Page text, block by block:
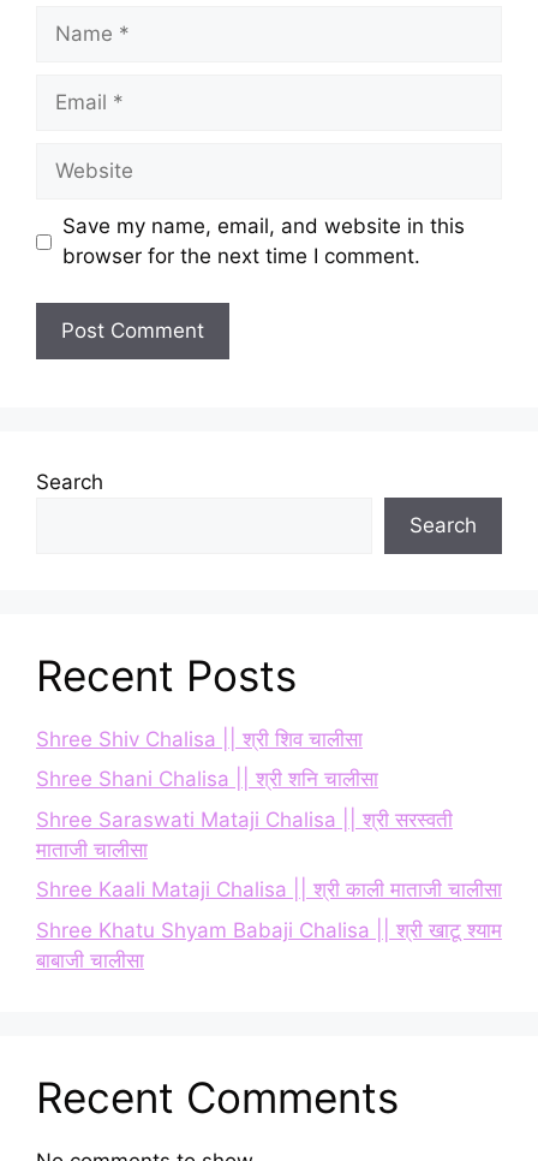
Name
Email
Website
Save my name, email, and website in this
browser for the next time I comment.
Search
Search
Recent Posts
Shree Shiv Chalisa || श्री शिव चालीसा
Shree Shani Chalisa || श्री शनि चालीसा
Shree Saraswati Mataji Chalisa || श्री सरस्वती
माताजी चालीसा
Shree Kaali Mataji Chalisa || श्री काली माताजी चालीसा
Shree Khatu Shyam Babaji Chalisa || श्री खाटू श्याम
बाबाजी चालीसा
Recent Comments